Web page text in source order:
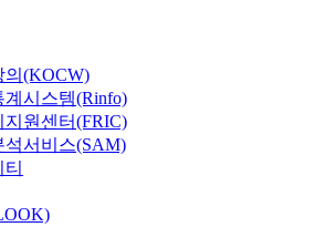
의(KOCW)
계시스템(Rinfo)
지원센터(FRIC)
석서비스(SAM)